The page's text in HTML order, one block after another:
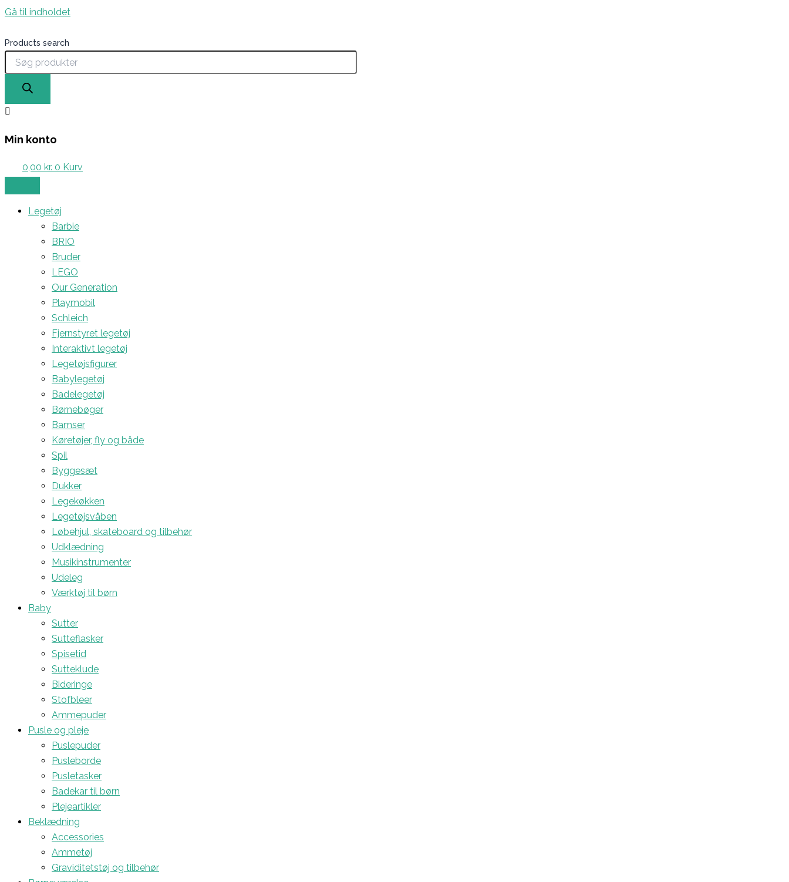
Gå til indholdet
Products search
Min konto
0,00 kr. 0 Kurv
Legetøj
Barbie
BRIO
Bruder
LEGO
Our Generation
Playmobil
Schleich
Fjernstyret legetøj
Interaktivt legetøj
Legetøjsfigurer
Babylegetøj
Badelegetøj
Børnebøger
Bamser
Køretøjer, fly og både
Spil
Byggesæt
Dukker
Legekøkken
Legetøjsvåben
Løbehjul, skateboard og tilbehør
Udklædning
Musikinstrumenter
Udeleg
Værktøj til børn
Baby
Sutter
Sutteflasker
Spisetid
Sutteklude
Bideringe
Stofbleer
Ammepuder
Pusle og pleje
Puslepuder
Pusleborde
Pusletasker
Badekar til børn
Plejeartikler
Beklædning
Accessories
Ammetøj
Graviditetstøj og tilbehør